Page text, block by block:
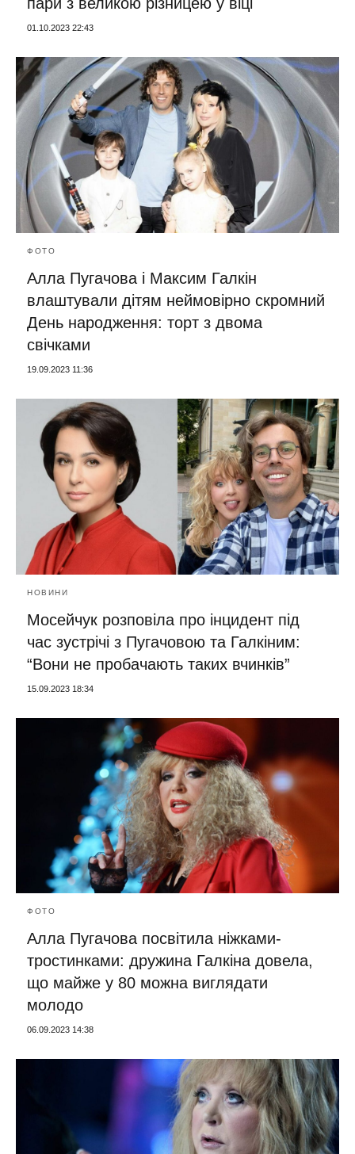
01.10.2023 22:43
ФОТО
Алла Пугачова і Максим Галкін
влаштували дітям неймовірно скромний
День народження: торт з двома
свічками
19.09.2023 11:36
НОВИНИ
Мосейчук розповіла про інцидент під
час зустрічі з Пугачовою та Галкіним:
“Вони не пробачають таких вчинків”
15.09.2023 18:34
ФОТО
Алла Пугачова посвітила ніжками-
тростинками: дружина Галкіна довела,
що майже у 80 можна виглядати
молодо
06.09.2023 14:38